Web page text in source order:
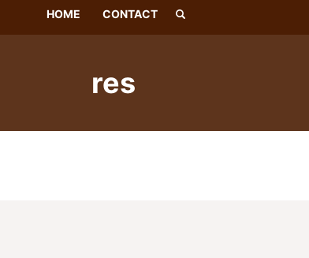
HOME CONTACT search
res